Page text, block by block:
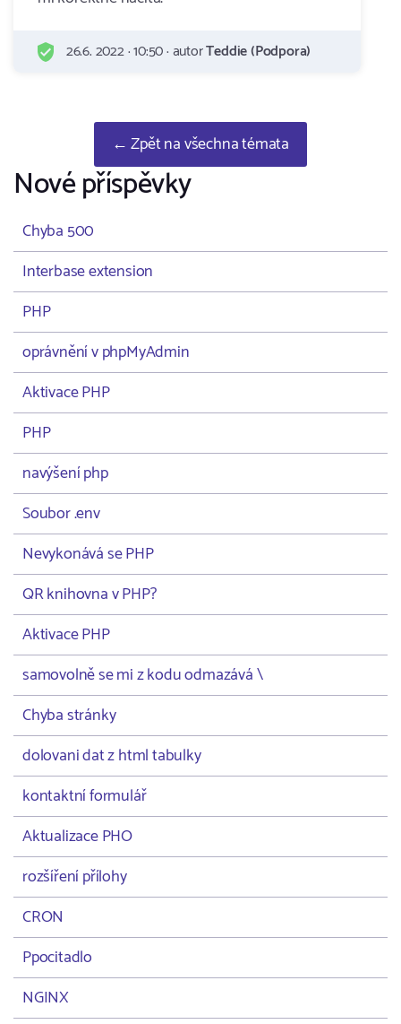
26.6. 2022 · 10:50 · autorTeddie (Podpora)
← Zpět na všechna témata
Nové příspěvky
Chyba 500
Interbase extension
PHP
oprávnění v phpMyAdmin
Aktivace PHP
PHP
navýšení php
Soubor .env
Nevykonává se PHP
QR knihovna v PHP?
Aktivace PHP
samovolně se mi z kodu odmazává \
Chyba stránky
dolovani dat z html tabulky
kontaktní formulář
Aktualizace PHO
rozšíření přílohy
CRON
Ppocitadlo
NGINX